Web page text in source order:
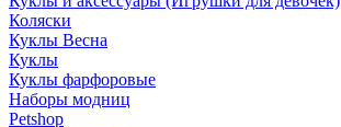
Коляски
Куклы Весна
Куклы
Куклы фарфоровые
Наборы модниц
Petshop